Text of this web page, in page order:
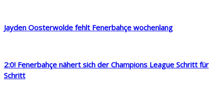
Jayden Oosterwolde fehlt Fenerbahçe wochenlang
2:0! Fenerbahçe nähert sich der Champions League Schritt für
Schritt